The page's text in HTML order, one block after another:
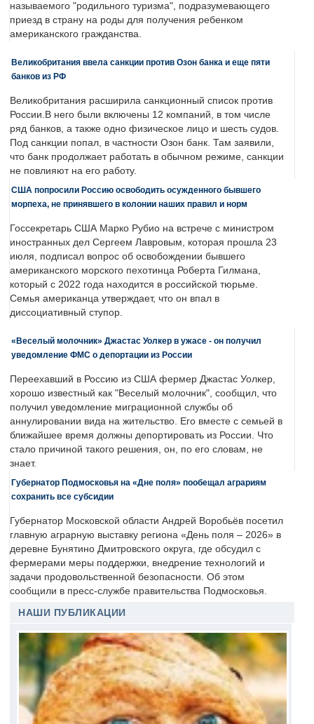
называемого "родильного туризма", подразумевающего
приезд в страну на роды для получения ребенком
американского гражданства.
Великобритания ввела санкции против Озон банка и еще пяти
банков из РФ
Великобритания расширила санкционный список против
России.В него были включены 12 компаний, в том числе
ряд банков, а также одно физическое лицо и шесть судов.
Под санкции попал, в частности Озон банк. Там заявили,
что банк продолжает работать в обычном режиме, санкции
не повлияют на его работу.
США попросили Россию освободить осужденного бывшего
морпеха, не принявшего в колонии наших правил и норм
Госсекретарь США Марко Рубио на встрече с министром
иностранных дел Сергеем Лавровым, которая прошла 23
июля, подписал вопрос об освобождении бывшего
американского морского пехотинца Роберта Гилмана,
который с 2022 года находится в российской тюрьме.
Семья американца утверждает, что он впал в
диссоциативный ступор.
«Веселый молочник» Джастас Уолкер в ужасе - он получил
уведомление ФМС о депортации из России
Переехавший в Россию из США фермер Джастас Уолкер,
хорошо известный как "Веселый молочник", сообщил, что
получил уведомление миграционной службы об
аннулировании вида на жительство. Его вместе с семьей в
ближайшее время должны депортировать из России. Что
стало причиной такого решения, он, по его словам, не
знает.
Губернатор Подмосковья на «Дне поля» пообещал аграриям
сохранить все субсидии
Губернатор Московской области Андрей Воробьёв посетил
главную аграрную выставку региона «День поля – 2026» в
деревне Бунятино Дмитровского округа, где обсудил с
фермерами меры поддержки, внедрение технологий и
задачи продовольственной безопасности. Об этом
сообщили в пресс-службе правительства Подмосковья.
НАШИ ПУБЛИКАЦИИ